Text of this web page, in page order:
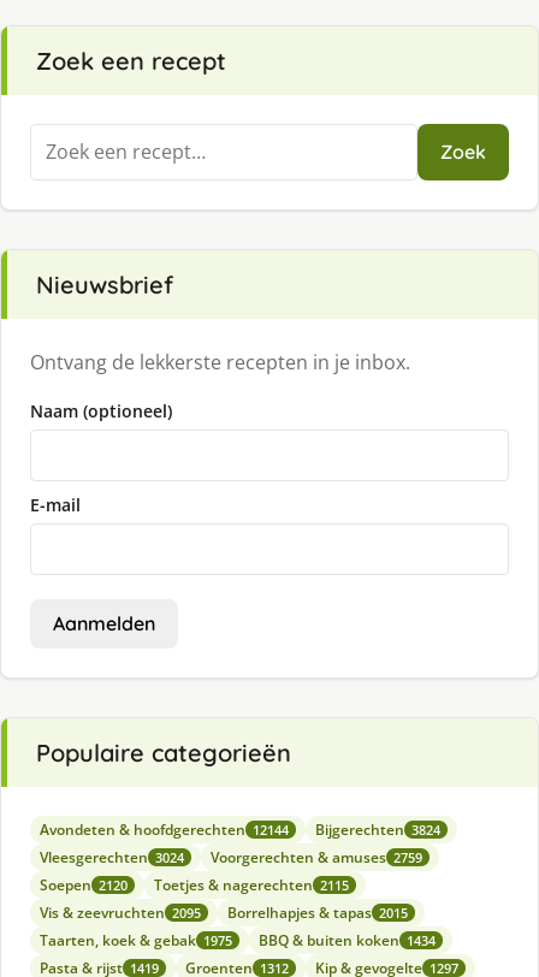
Zoek een recept
Zoeken
naar:
Zoek
Nieuwsbrief
Ontvang de lekkerste recepten in je inbox.
Naam (optioneel)
E-mail
Aanmelden
Populaire categorieën
Avondeten & hoofdgerechten 12144 Bijgerechten 3824
Vleesgerechten 3024 Voorgerechten & amuses 2759
Soepen 2120 Toetjes & nagerechten 2115
Vis & zeevruchten 2095 Borrelhapjes & tapas 2015
Taarten, koek & gebak 1975 BBQ & buiten koken 1434
Pasta & rijst 1419 Groenten 1312 Kip & gevogelte 1297